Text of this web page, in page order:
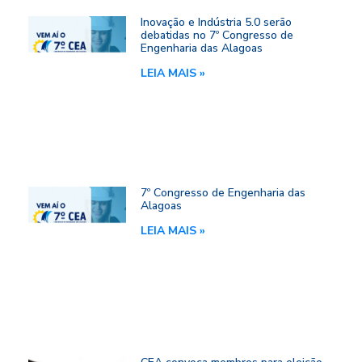
Inovação e Indústria 5.0 serão
debatidas no 7º Congresso de
Engenharia das Alagoas
LEIA MAIS »
7º Congresso de Engenharia das
Alagoas
LEIA MAIS »